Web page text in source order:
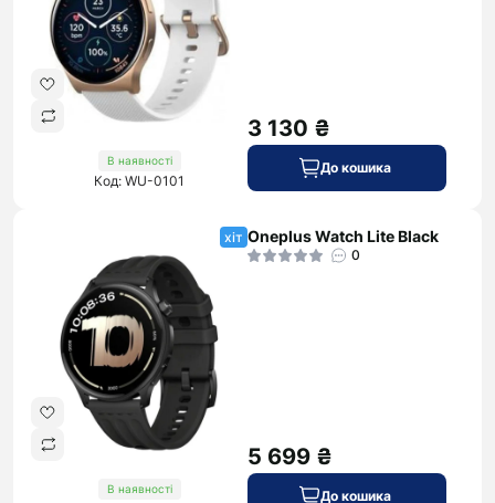
В наявності
Код: WU-0101
3 130 ₴
До кошика
хіт
В наявності
Oneplus Watch Lite Black
0
5 699 ₴
До кошика